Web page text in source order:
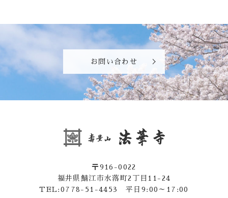
お問い合わせ
〒916-0022
福井県鯖江市水落町2丁目11-24
TEL:0778-51-4453 平日9:00～17:00